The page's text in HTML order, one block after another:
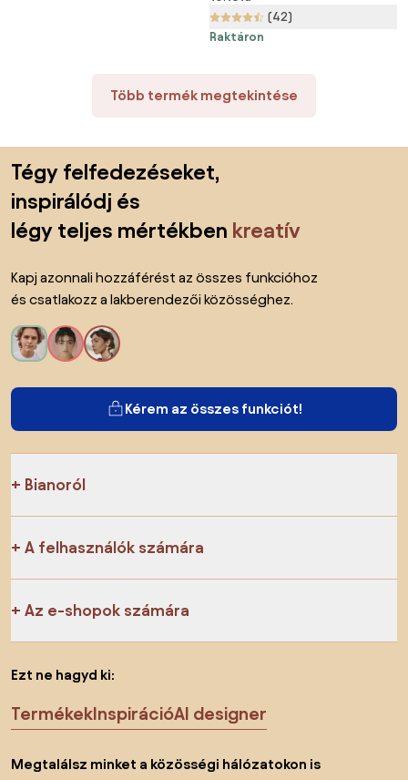
(42)
Raktáron
Több termék megtekintése
Tégy felfedezéseket,
inspirálódj és
légy teljes mértékben kreatív
Kapj azonnali hozzáférést az összes funkcióhoz
és csatlakozz a lakberendezői közösséghez.
Kérem az összes funkciót!
Bianoról
A felhasználók számára
Az e-shopok számára
Ezt ne hagyd ki:
TermékekInspirációAI designer
Megtalálsz minket a közösségi hálózatokon is